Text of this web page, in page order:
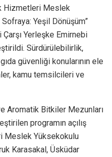
Hizmetleri Meslek
Yeşil Dönüşüm”
Yerleşke Emirnebi
Sürdürülebilirlik,
güvenliği konularının ele
kamu temsilcileri ve
Aromatik Bitkiler Mezunları
programın açılış
Meslek Yüksekokulu
Karasakal, Üsküdar